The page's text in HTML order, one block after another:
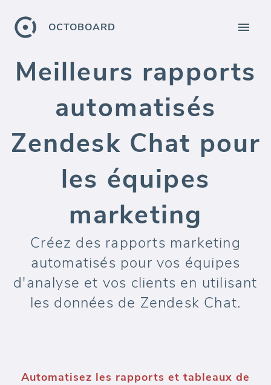
OCTOBOARD
Meilleurs rapports
automatisés
Zendesk Chat pour
les équipes
marketing
Créez des rapports marketing
automatisés pour vos équipes
d'analyse et vos clients en utilisant
les données de Zendesk Chat.
Automatisez les rapports et tableaux de